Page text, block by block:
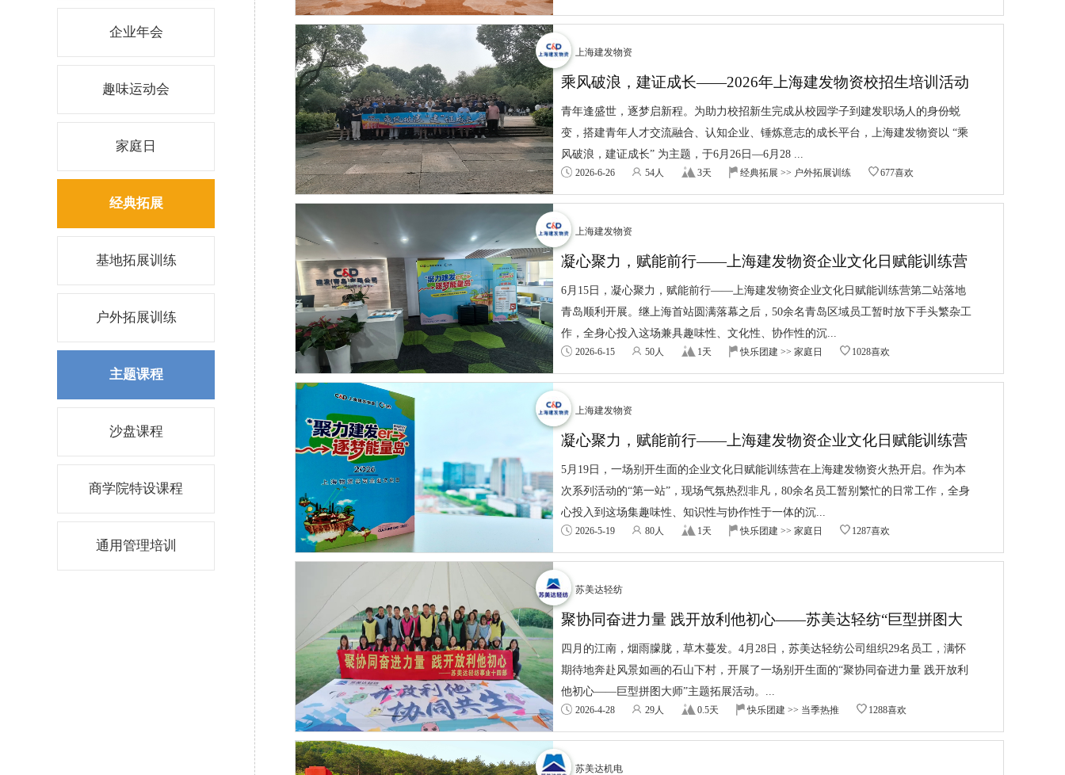
企业年会
趣味运动会
家庭日
经典拓展
基地拓展训练
户外拓展训练
主题课程
沙盘课程
商学院特设课程
通用管理培训
上海建发物资
乘风破浪，建证成长——2026年上海建发物资校招生培训活动
青年逢盛世，逐梦启新程。为助力校招新生完成从校园学子到建发职场人的身份蜕
变，搭建青年人才交流融合、认知企业、锤炼意志的成长平台，上海建发物资以 “乘
风破浪，建证成长” 为主题，于6月26日—6月28 ...
2026-6-26 54人 3天 经典拓展 >> 户外拓展训练 677喜欢
上海建发物资
凝心聚力，赋能前行——上海建发物资企业文化日赋能训练营
第二站圆满举行
6月15日，凝心聚力，赋能前行——上海建发物资企业文化日赋能训练营第二站落地
青岛顺利开展。继上海首站圆满落幕之后，50余名青岛区域员工暂时放下手头繁杂工
作，全身心投入这场兼具趣味性、文化性、协作性的沉...
2026-6-15 50人 1天 快乐团建 >> 家庭日 1028喜欢
上海建发物资
凝心聚力，赋能前行——上海建发物资企业文化日赋能训练营
第一站圆满举行
5月19日，一场别开生面的企业文化日赋能训练营在上海建发物资火热开启。作为本
次系列活动的“第一站”，现场气氛热烈非凡，80余名员工暂别繁忙的日常工作，全身
心投入到这场集趣味性、知识性与协作性于一体的沉...
2026-5-19 80人 1天 快乐团建 >> 家庭日 1287喜欢
苏美达轻纺
聚协同奋进力量 践开放利他初心——苏美达轻纺“巨型拼图大
师”主题拓展活动侧记
四月的江南，烟雨朦胧，草木蔓发。4月28日，苏美达轻纺公司组织29名员工，满怀
期待地奔赴风景如画的石山下村，开展了一场别开生面的“聚协同奋进力量 践开放利
他初心——巨型拼图大师”主题拓展活动。...
2026-4-28 29人 0.5天 快乐团建 >> 当季热推 1288喜欢
苏美达机电